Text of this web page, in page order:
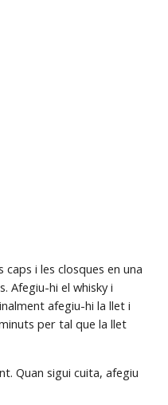
caps i les closques en una
Afegiu-hi el whisky i
afegiu-hi la llet i
per tal que la llet
Quan sigui cuita, afegiu